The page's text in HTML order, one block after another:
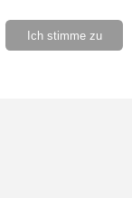
Uhr.
Ich stimme zu